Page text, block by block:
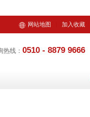
网站地图 加入收藏
热线： 0510 - 8879 9666